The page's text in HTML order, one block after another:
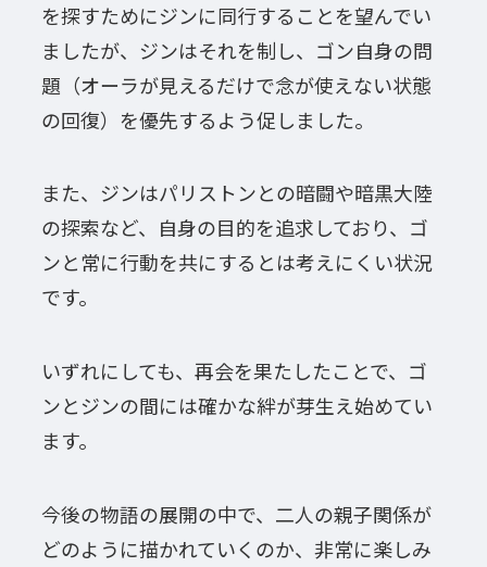
を探すためにジンに同行することを望んでい
ましたが、ジンはそれを制し、ゴン自身の問
題（オーラが見えるだけで念が使えない状態
の回復）を優先するよう促しました。
また、ジンはパリストンとの暗闘や暗黒大陸
の探索など、自身の目的を追求しており、ゴ
ンと常に行動を共にするとは考えにくい状況
です。
いずれにしても、再会を果たしたことで、ゴ
ンとジンの間には確かな絆が芽生え始めてい
ます。
今後の物語の展開の中で、二人の親子関係が
どのように描かれていくのか、非常に楽しみ